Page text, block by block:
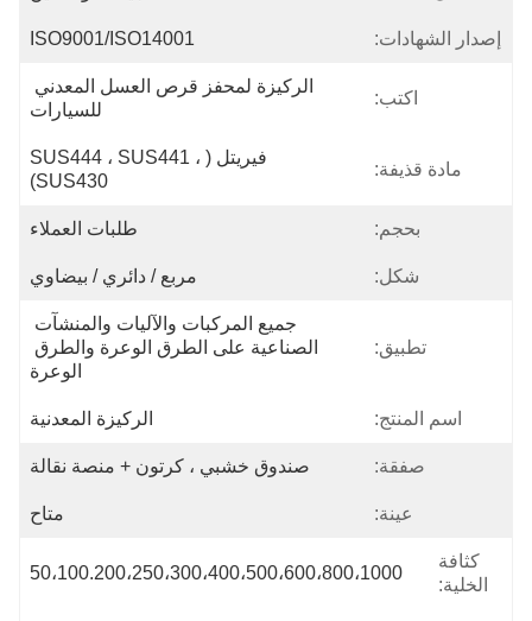
إصدار الشهادات: ISO9001/ISO14001
اكتب:
للسيارات
مادة قذيفة:
فيريتل (SUS444 ، SUS441 ،
SUS430)
بحجم: طلبات العملاء
شكل: مربع / دائري / بيضاوي
تطبيق:
جميع المركبات والآليات والمنشآت
الصناعية على الطرق الوعرة والطرق
الوعرة
اسم المنتج: الركيزة المعدنية
صفقة: صندوق خشبي ، كرتون + منصة نقالة
عينة: متاح
كثافة
الخلية:
50،100.200،250،300،400،500،600،800،1000